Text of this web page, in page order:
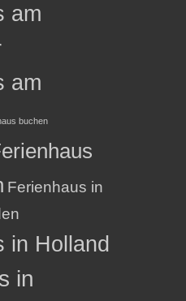
am
am
buchen
Ferienhaus in
in Holland
in